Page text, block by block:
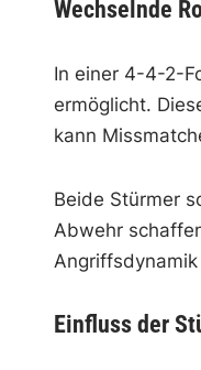
Wechselnde
In einer 4-4-2-
ermöglicht.
kann
Beide Stürmer
Abwehr
Einfluss der